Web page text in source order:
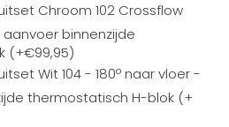
Chroom 102 Crossflow
aanvoer binnenzijde
(+€99,95)
Wit 104 - 180º naar vloer -
thermostatisch H-blok (+